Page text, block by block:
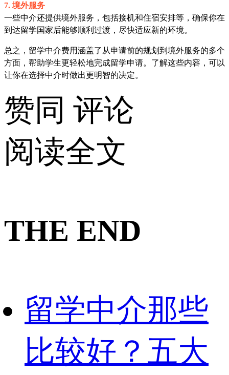
7. 境外服务
一些中介还提供境外服务，包括接机和住宿安排等，确保你在
到达留学国家后能够顺利过渡，尽快适应新的环境。
总之，留学中介费用涵盖了从申请前的规划到境外服务的多个
方面，帮助学生更轻松地完成留学申请。了解这些内容，可以
让你在选择中介时做出更明智的决定。
赞同 评论
阅读全文
THE END
留学中介那些
比较好？五大